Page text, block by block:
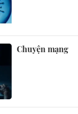
Chuyện mạng